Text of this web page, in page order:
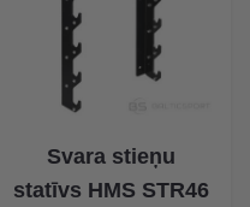
Svara stieņu
statīvs HMS STR46